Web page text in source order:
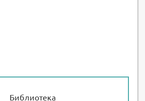
Библиотека